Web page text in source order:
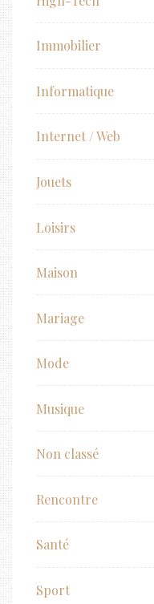
Immobilier
Informatique
Internet / Web
Jouets
Loisirs
Maison
Mariage
Mode
Musique
Non classé
Rencontre
Santé
Sport